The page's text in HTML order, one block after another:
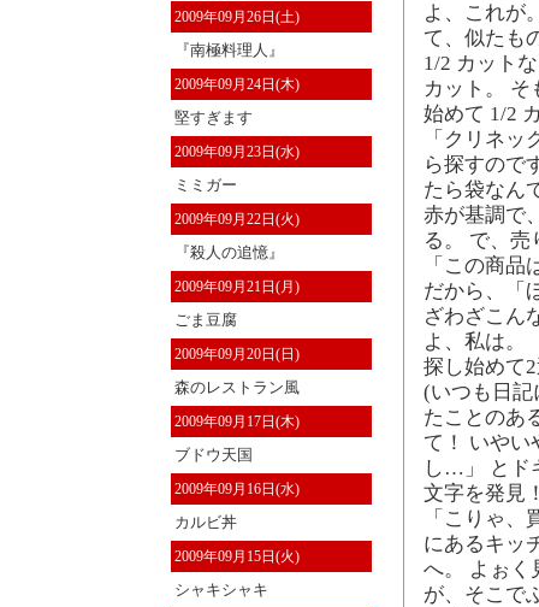
2009年09月26日(土)
『南極料理人』
2009年09月24日(木)
堅すぎます
2009年09月23日(水)
ミミガー
2009年09月22日(火)
『殺人の追憶』
2009年09月21日(月)
ごま豆腐
2009年09月20日(日)
森のレストラン風
2009年09月17日(木)
ブドウ天国
2009年09月16日(水)
カルビ丼
2009年09月15日(火)
シャキシャキ
よ、これが
て、似たも
1/2 カット
カット。
始めて 1/2
「クリネ
ら探すので
たら袋なん
赤が基調で
る。 で、
「この商
だから、「
ざわざこん
よ、私は。
探し始めて
(いつも日記
たことのあ
て！ いやい
し…」 とド
文字を発見
「こりゃ
にあるキッ
へ。 よぉく
が、そこで